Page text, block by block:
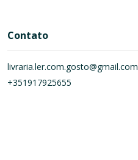
Contato
livraria.ler.com.gosto@gmail.com
+351917925655